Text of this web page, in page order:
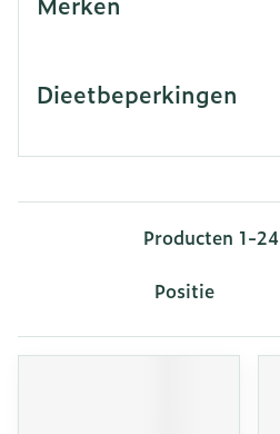
Dieetbeperkingen
Producten 1-24
Sorteer op: